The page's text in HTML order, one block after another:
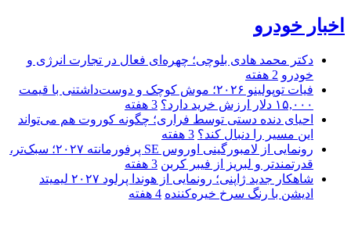
اخبار خودرو
دکتر محمد هادی بلوچی؛ چهره‌ای فعال در تجارت انرژی و
خودرو 2 هفته
فیات توپولینو ۲۰۲۶؛ موش کوچک و دوست‌داشتنی با قیمت
۱۵,۰۰۰ دلار ارزش خرید دارد؟
3 هفته
احیای دنده دستی توسط فراری؛ چگونه کوروت هم می‌تواند
این مسیر را دنبال کند؟ 3 هفته
رونمایی از لامبورگینی اوروس SE پرفورمانته ۲۰۲۷؛ سبک‌تر،
قدرتمندتر و لبریز از فیبر کربن 3 هفته
شاهکار جدید ژاپنی؛ رونمایی از هوندا پرلود ۲۰۲۷ لیمیتد
ادیشن با رنگ سرخ خیره‌کننده 4 هفته